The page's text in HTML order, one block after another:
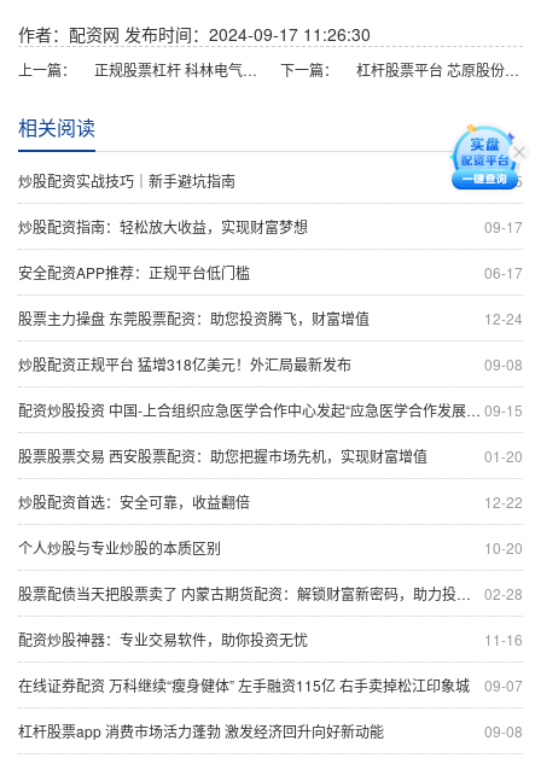
作者：配资网 发布时间：2024-09-17 11:26:30
上一篇： 正规股票杠杆 科林电气最新公告：副总经理陈贺拟减持不超过16.8万股 下一篇： 杠杆股票平台 芯原股份最新公告：2024年上半年净亏损2.85亿元
相关阅读
05-25
炒股配资实战技巧｜新手避坑指南
09-17
炒股配资指南：轻松放大收益，实现财富梦想
06-17
安全配资APP推荐：正规平台低门槛
12-24
股票主力操盘 东莞股票配资：助您投资腾飞，财富增值
09-08
炒股配资正规平台 猛增318亿美元！外汇局最新发布
09-15
配资炒股投资 中国-上合组织应急医学合作中心发起“应急医学合作发展”倡议
01-20
股票股票交易 西安股票配资：助您把握市场先机，实现财富增值
12-22
炒股配资首选：安全可靠，收益翻倍
10-20
个人炒股与专业炒股的本质区别
02-28
股票配债当天把股票卖了 内蒙古期货配资：解锁财富新密码，助力投资腾飞
11-16
配资炒股神器：专业交易软件，助你投资无忧
09-07
在线证券配资 万科继续“瘦身健体” 左手融资115亿 右手卖掉松江印象城
09-08
杠杆股票app 消费市场活力蓬勃 激发经济回升向好新动能